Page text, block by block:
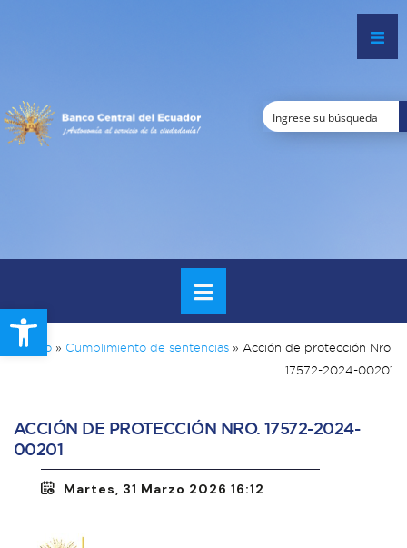
Open toolbar
Inicio » Cumplimiento de sentencias » Acción de protección Nro.
17572-2024-00201
ACCIÓN DE PROTECCIÓN NRO. 17572-2024-
00201
Martes, 31 Marzo 2026 16:12